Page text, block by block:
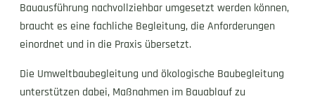
Bauausführung nachvollziehbar umgesetzt werden können,
braucht es eine fachliche Begleitung, die Anforderungen
einordnet und in die Praxis übersetzt.
Die Umweltbaubegleitung und ökologische Baubegleitung
unterstützen dabei, Maßnahmen im Bauablauf zu